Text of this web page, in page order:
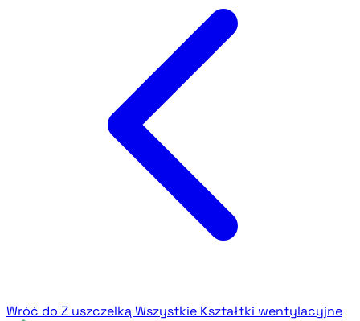
Wróć do Z uszczelkąWszystkie Kształtki wentylacyjne